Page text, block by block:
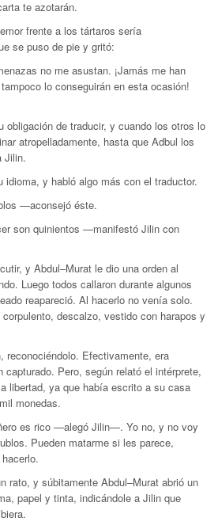
te azotarán.
frente a los tártaros sería
se puso de pie y gritó:
no me asustan. ¡Jamás me han
lo conseguirán en esta ocasión!
obligación de traducir, y cuando los otros lo
atropelladamente, hasta que Adbul los
Jilin.
y habló algo más con el traductor.
—aconsejó éste.
son quinientos —manifestó Jilin con
y Abdul–Murat le dio una orden al
Luego todos callaron durante algunos
reapareció. Al hacerlo no venía solo.
descalzo, vestido con harapos y
reconociéndolo. Efectivamente, era
capturado. Pero, según relató el intérprete,
libertad, ya que había escrito a su casa
monedas.
es rico —alegó Jilin—. Yo no, y no voy
Pueden matarme si les parece,
rato, y súbitamente Abdul–Murat abrió un
papel y tinta, indicándole a Jilin que